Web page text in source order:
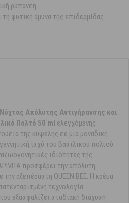
ρύπανση
τη φυσική άμυνα της επιδερμίδας
Απόλυτης Αντιγήρανσης και
Πολτό 50 ml ελεγχόμενης
της κυψέλης σε μια μοναδική
ισχύ του βασιλικού πολτού
ιδιότητες της
προσφέρει την απόλυτη
την αξεπέραστη QUEEN BEE. Η κρέμα
τεχνολογία
εξασφαλίζει σταδιακή διάχυση